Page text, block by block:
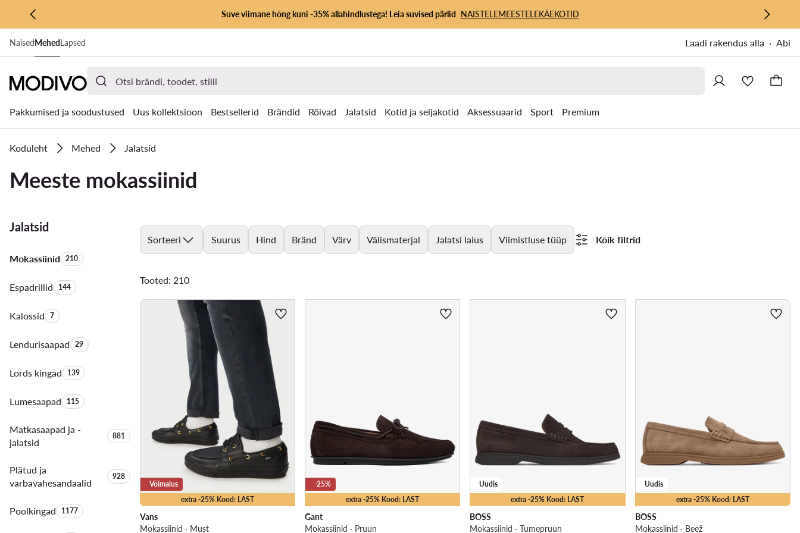
LIIGU PÕHISISU JUURDE
MINE OTSINGUSSE
Suve viimane hõng kuni -35% allahindlustega! Leia suvised pärlid NAISTELEMEESTELEKÄEKOTID
NaisedMehedLapsed Laadi rakendus alla Abi
Pakkumised ja soodustused Uus kollektsioon Bestsellerid Brändid Rõivad Jalatsid Kotid ja seljakotid Aksessuaarid Sport Premium
Koduleht Mehed Jalatsid
Meeste mokassiinid
Jalatsid
MokassiinidToodete arv:
210
EspadrillidToodete arv:
144
KalossidToodete arv:
7
LendurisaapadToodete arv:
29
Lords kingadToodete arv:
139
LumesaapadToodete arv:
115
Matkasaapad ja -
jalatsid
Toodete arv:
881
Plätud ja
varbavahesandaalid
Toodete arv:
928
PoolkingadToodete arv:
1177
Sorteeri Suurus Hind Bränd Värv Välismaterjal Jalatsi laius Viimistluse tüüp Kõik filtrid
Tooted: 210
extra -25% Kood: LAST
Võimalus
Vans
Mokassiinid · Must
extra -25% Kood: LAST
-25%
Gant
Mokassiinid · Pruun
extra -25% Kood: LAST
Uudis
BOSS
Mokassiinid · Tumepruun
extra -25% Kood: LAST
Uudis
BOSS
Mokassiinid · Beež